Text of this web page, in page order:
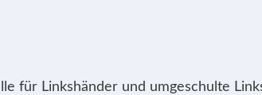
für Linkshänder und umgeschulte